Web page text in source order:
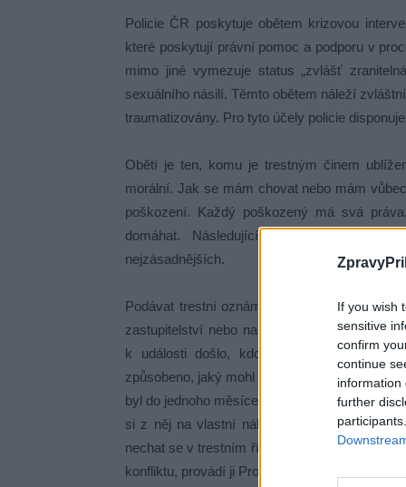
If you wish
sensitive
confirm
continue
information
further
Policie ČR poskytuje obětem krizovou
které poskytují právní pomoc a podporu v
mimo jiné vymezuje status „zvlášť
sexuálního násilí. Těmto obětem náleží
traumatizovány. Pro tyto účely policie
Obětí je ten, komu je trestným činem
morální. Jak se mám chovat nebo mám
poškození. Každý poškozený má svá
domáhat. Následující přehled práv není
nejzásadnějších.
Podávat trestní oznámení lze písemně nebo
zastupitelství nebo na bezplatnou tísňovou
k události došlo, kdo skutek spáchal
způsobeno, jaký mohl být motiv pachatele,
byl do jednoho měsíce vyrozuměn o
si z něj na vlastní náklady kopie či výpisky.
nechat se v trestním řízení zastupovat
konfliktu, provádí ji Probační a mediační